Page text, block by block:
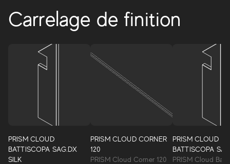
Carrelage de finition
PRISM CLOUD
BATTISCOPA SAG.DX
SILK
PRISM CLOUD CORNER
120
PRISM Cloud Corner 120
PRISM CLOUD
BATTISCOPA
PRISM Cloud